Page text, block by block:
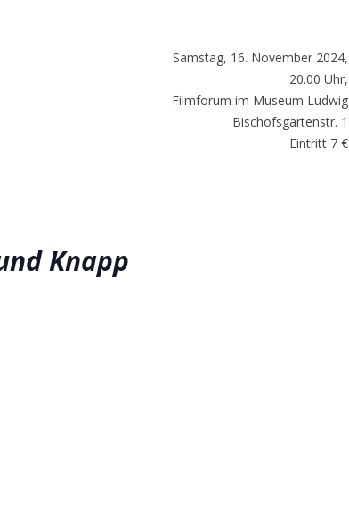
Samstag, 16. November 2024,
20.00 Uhr,
Filmforum im Museum Ludwig
Bischofsgartenstr. 1
Eintritt 7 €
Knapp